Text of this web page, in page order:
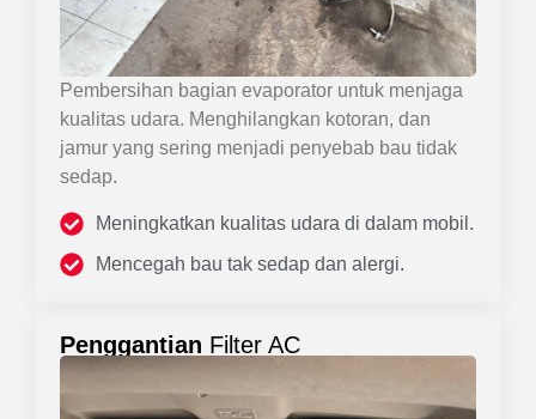
Pembersihan bagian evaporator untuk menjaga
kualitas udara. Menghilangkan kotoran, dan
jamur yang sering menjadi penyebab bau tidak
sedap.
Meningkatkan kualitas udara di dalam mobil.
Mencegah bau tak sedap dan alergi.
Penggantian Filter AC